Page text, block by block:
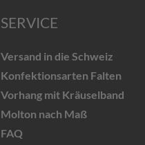
SERVICE
Versand in die Schweiz
Konfektionsarten Falten
Vorhang mit Kräuselband
Molton nach Maß
FAQ